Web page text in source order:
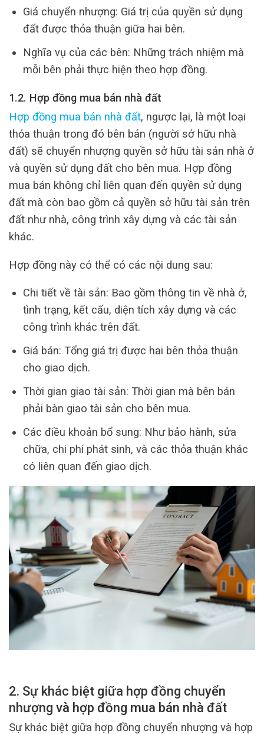
Giá chuyển nhượng: Giá trị của quyền sử dụng
đất được thỏa thuận giữa hai bên.
Nghĩa vụ của các bên: Những trách nhiệm mà
mỗi bên phải thực hiện theo hợp đồng.
1.2. Hợp đồng mua bán nhà đất
Hợp đồng mua bán nhà đất, ngược lại, là một loại
thỏa thuận trong đó bên bán (người sở hữu nhà
đất) sẽ chuyển nhượng quyền sở hữu tài sản nhà ở
và quyền sử dụng đất cho bên mua. Hợp đồng
mua bán không chỉ liên quan đến quyền sử dụng
đất mà còn bao gồm cả quyền sở hữu tài sản trên
đất như nhà, công trình xây dựng và các tài sản
khác.
Hợp đồng này có thể có các nội dung sau:
Chi tiết về tài sản: Bao gồm thông tin về nhà ở,
tình trạng, kết cấu, diện tích xây dựng và các
công trình khác trên đất.
Giá bán: Tổng giá trị được hai bên thỏa thuận
cho giao dịch.
Thời gian giao tài sản: Thời gian mà bên bán
phải bàn giao tài sản cho bên mua.
Các điều khoản bổ sung: Như bảo hành, sửa
chữa, chi phí phát sinh, và các thỏa thuận khác
có liên quan đến giao dịch.
2. Sự khác biệt giữa hợp đồng chuyển
nhượng và hợp đồng mua bán nhà đất
Sự khác biệt giữa hợp đồng chuyển nhượng và hợp